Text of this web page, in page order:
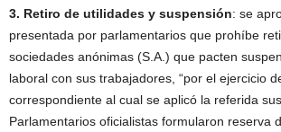
3. Retiro de utilidades y suspensión: se
presentada por parlamentarios que prohíbe
sociedades anónimas (S.A.) que pacten
laboral con sus trabajadores, “por el ejercicio
correspondiente al cual se aplicó la referida
Parlamentarios oficialistas formularon reserva